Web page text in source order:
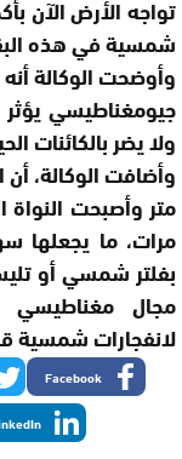
شمسية في هذه
وأوضحت الوكالة
جيومغناطيسي يؤثر
ولا يضر بالكائنات
مرات، ما يجعلها
بفلتر شمسي أو
مجال مغناطيسي
لانفجارات شمسية
Facebook